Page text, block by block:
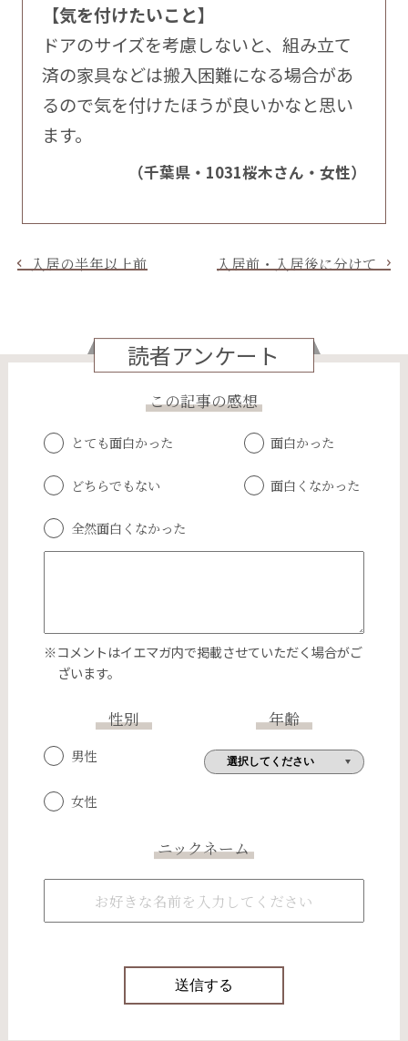
【気を付けたいこと】
ドアのサイズを考慮しないと、組み立て
済の家具などは搬入困難になる場合があ
るので気を付けたほうが良いかなと思い
ます。
（千葉県・1031桜木さん・女性）
入居の半年以上前 入居前・入居後に分けて
読者アンケート
この記事の感想
とても面白かった 面白かった
どちらでもない 面白くなかった
全然面白くなかった
※コメントはイエマガ内で掲載させていただく場合がご
ざいます。
性別
男性
女性
年齢
ニックネーム